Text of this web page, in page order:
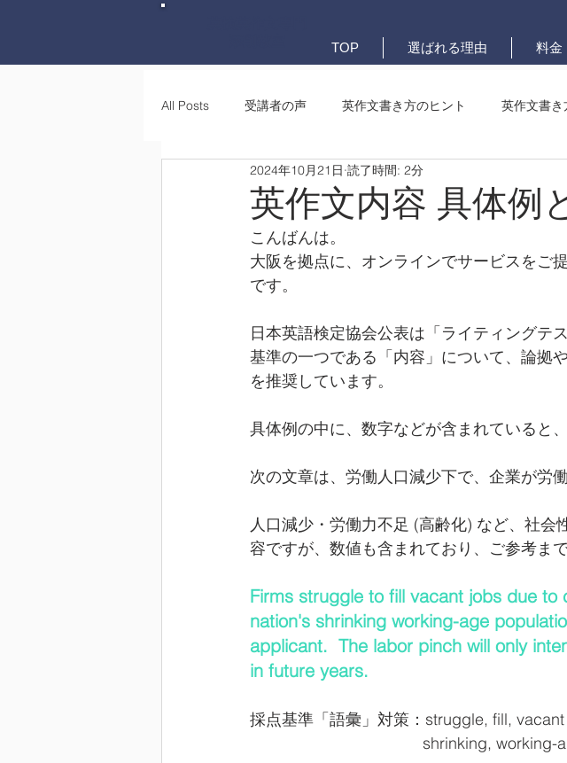
TOP 選ばれる理由 料金
All Posts 受講者の声 英作文書き方のヒント 英作文書き
英作文書き方(文法) 要約・e-メール問題
英作文内容 具体例
2024年10月21日 読了時間: 2分
こんばんは。
大阪を拠点に、オンラインでサービスをご
です。
日本英語検定協会公表は「ライティングテ
基準の一つである「内容」について、論拠
を推奨しています。
具体例の中に、数字などが含まれていると
次の文章は、労働人口減少下で、企業が労
人口減少・労働力不足 (高齢化) など、社
容ですが、数値も含まれており、ご参考ま
Firms struggle to fill vacant jobs due
nation's shrinking working-age
applicant.  The labor pinch will only
in future years.
採点基準「語彙」対策：struggle, fill,